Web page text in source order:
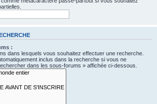
:
dans lesquels vous souhaitez effectuer une recherche.
inclus dans la recherche si vous ne
dans les sous-forums » affichée ci-dessous.